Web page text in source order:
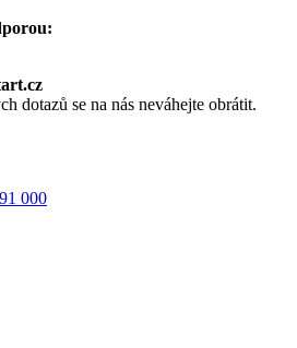
dotazů se na nás neváhejte obrátit.
000